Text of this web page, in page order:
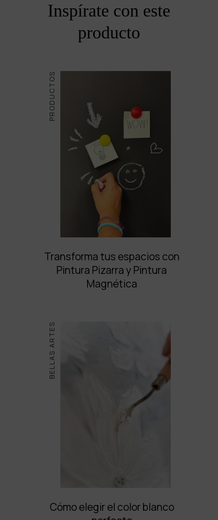
Inspírate con este
producto
PRODUCTOS
Transforma tus espacios con
Pintura Pizarra y Pintura
Magnética
BELLAS ARTES
Cómo elegir el color blanco